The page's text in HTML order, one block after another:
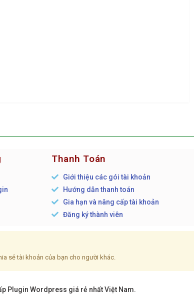
Thanh Toán
Giới thiệu các gói tài khoản
Hướng dẫn thanh toán
Gia hạn và nâng cấp tài khoản
Đăng ký thành viên
sẻ tài khoản của bạn cho người khác.
Plugin Wordpress giá rẻ nhất Việt Nam.